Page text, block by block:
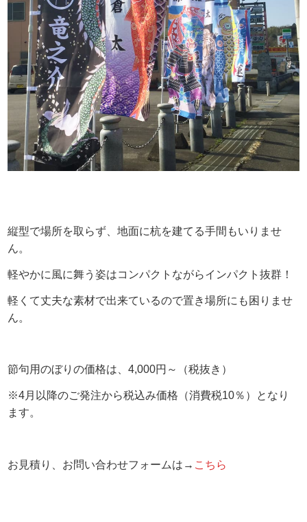
縦型で場所を取らず、地面に杭を建てる手間もいりませ
ん。
軽やかに風に舞う姿はコンパクトながらインパクト抜群！
軽くて丈夫な素材で出来ているので置き場所にも困りませ
ん。
節句用のぼりの価格は、4,000円～（税抜き）
※4月以降のご発注から税込み価格（消費税10％）となり
ます。
お見積り、お問い合わせフォームは→ こちら